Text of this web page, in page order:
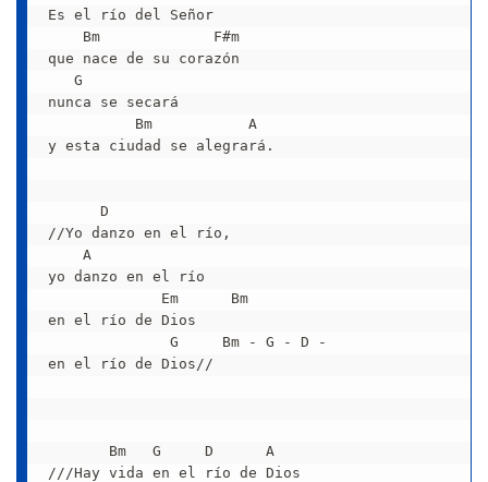
Es el río del Señor
    Bm             F#m
que nace de su corazón
   G
nunca se secará
          Bm           A
y esta ciudad se alegrará.
      D
//Yo danzo en el río,
    A
yo danzo en el río
             Em      Bm
en el río de Dios
              G     Bm - G - D -
en el río de Dios//
       Bm   G     D      A
///Hay vida en el río de Dios